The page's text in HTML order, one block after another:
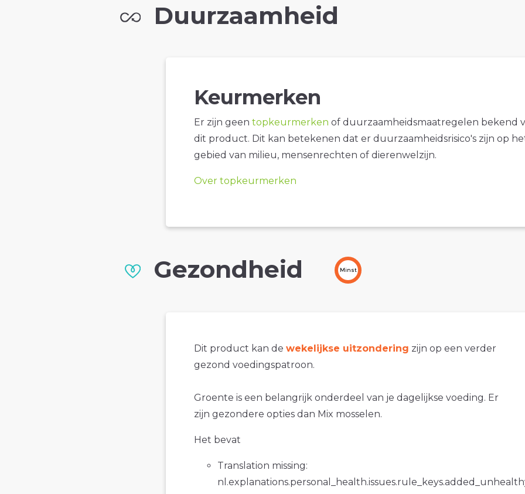
Duurzaamheid
Keurmerken
Er zijn geen topkeurmerken of duurzaamheidsmaatregelen bekend
dit product. Dit kan betekenen dat er duurzaamheidsrisico's zijn op
gebied van milieu, mensenrechten of dierenwelzijn.
Over topkeurmerken
Gezondheid Minst
Dit product kan de wekelijkse uitzondering zijn op een verder
gezond voedingspatroon.
Groente is een belangrijk onderdeel van je dagelijkse voeding. Er
zijn gezondere opties dan Mix mosselen.
Het bevat
Translation missing: